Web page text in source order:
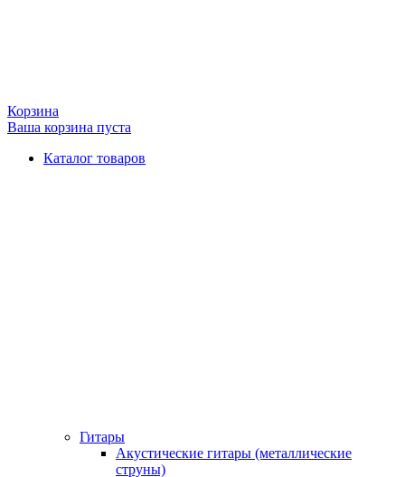
Корзина
Ваша корзина пуста
Каталог товаров
Гитары
Акустические гитары (металлические
струны)